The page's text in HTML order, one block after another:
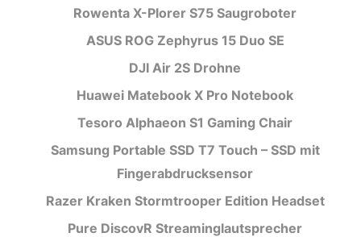
Rowenta X-Plorer S75 Saugroboter
ASUS ROG Zephyrus 15 Duo SE
DJI Air 2S Drohne
Huawei Matebook X Pro Notebook
Tesoro Alphaeon S1 Gaming Chair
Samsung Portable SSD T7 Touch – SSD mit
Fingerabdrucksensor
Razer Kraken Stormtrooper Edition Headset
Pure DiscovR Streaminglautsprecher